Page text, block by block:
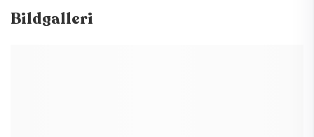
Bildgalleri